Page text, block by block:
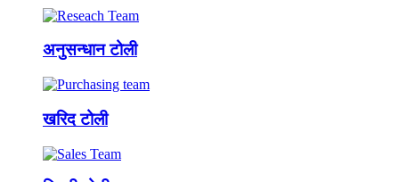
अनुसन्धान टोली
खरिद टोली